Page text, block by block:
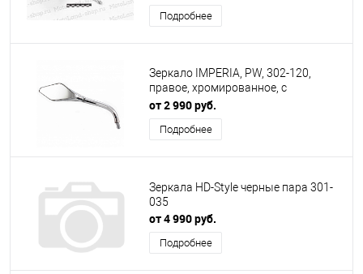
Подробнее
Зеркало IMPERIA, PW, 302-120,
правое, хромированное, с
адаптером для Yamaha,
от 2 990 руб.
Подробнее
Зеркала HD-Style черные пара 301-
035
от 4 990 руб.
Подробнее